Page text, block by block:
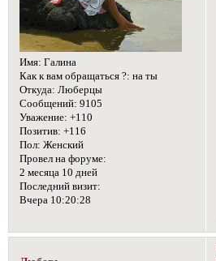
Имя: Галина
Как к вам обращаться ?: на ты
Откуда: Люберцы
Сообщений: 9105
Уважение: +110
Позитив: +116
Пол: Женский
Провел на форуме:
2 месяца 10 дней
Последний визит:
Вчера 10:20:28